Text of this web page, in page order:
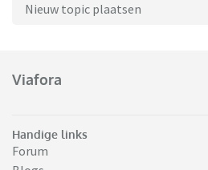
Nieuw topic plaatsen
Viafora
Handige links
Forum